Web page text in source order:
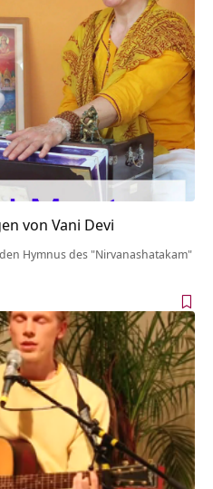
von Vani Devi
Hymnus des "Nirvanashatakam"